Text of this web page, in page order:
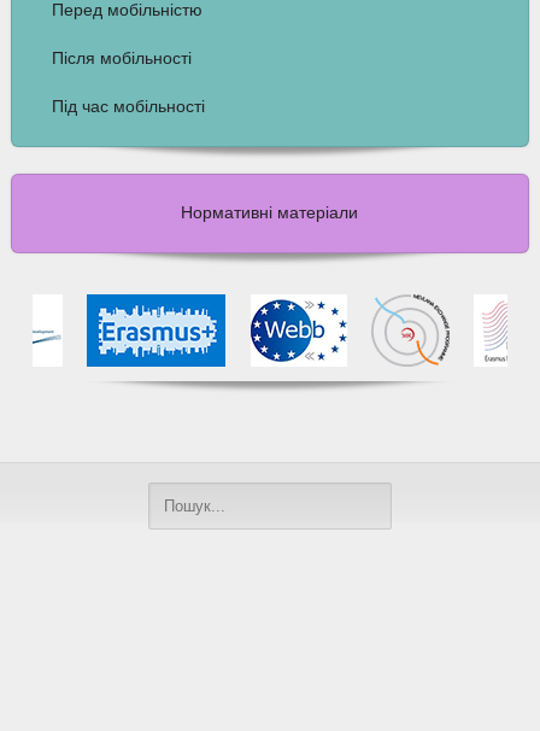
Перед мобільністю
Після мобільності
Під час мобільності
Нормативні матеріали